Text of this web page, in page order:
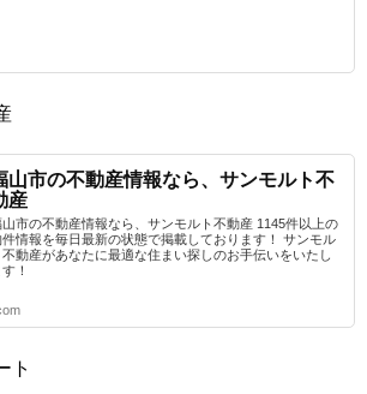
山市の不動産情報なら、サンモルト不
産
山市の不動産情報なら、サンモルト不動産 1145件以上の
件情報を毎日最新の状態で掲載しております！ サンモル
不動産があなたに最適な住まい探しのお手伝いをいたし
す！
ト